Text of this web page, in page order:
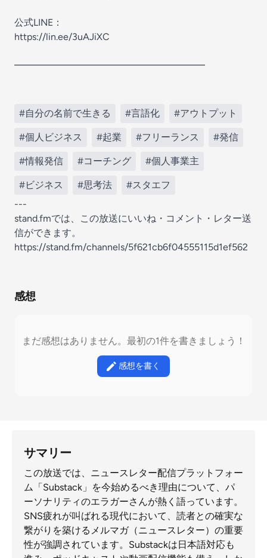
公式LINE：
https://lin.ee/3uAJiXC
━━━━━━━━━━━━━━━━━━━━
#自分の名前で生きる #言語化 #アウトプット
#個人ビジネス #起業 #フリーランス #発信
#情報発信 #コーチング #個人事業主
#ビジネス #思考法
#スタエフ
---
stand.fmでは、この放送にいいね・コメント・レター送
信ができます。
https://stand.fm/channels/5f621cb6f04555115d1ef562
感想
まだ感想はありません。最初の1件を書きましょう！
感想を書く
サマリー
この放送では、ニュースレター配信プラットフォー
ム「Substack」を今始めるべき理由について、パ
ーソナリティのエラガーさんが熱く語っています。
SNS疲れが叫ばれる現代において、読者との確実な
繋がりを築けるメルマガ（ニュースレター）の重要
性が強調されています。Substackは日本語対応も